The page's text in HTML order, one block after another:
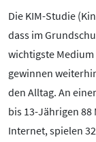
Die KIM-Studie
dass im
wichtigste
gewinnen
den Alltag. An
bis 13-Jährigen
Internet, spielen